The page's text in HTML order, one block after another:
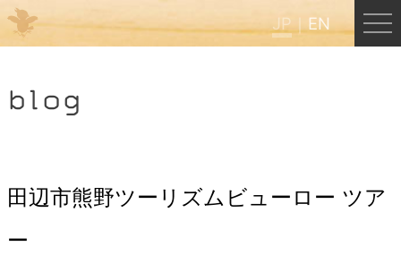
JP EN
HOME
blog
田辺市熊野ツーリズムビューロー ツア
ー